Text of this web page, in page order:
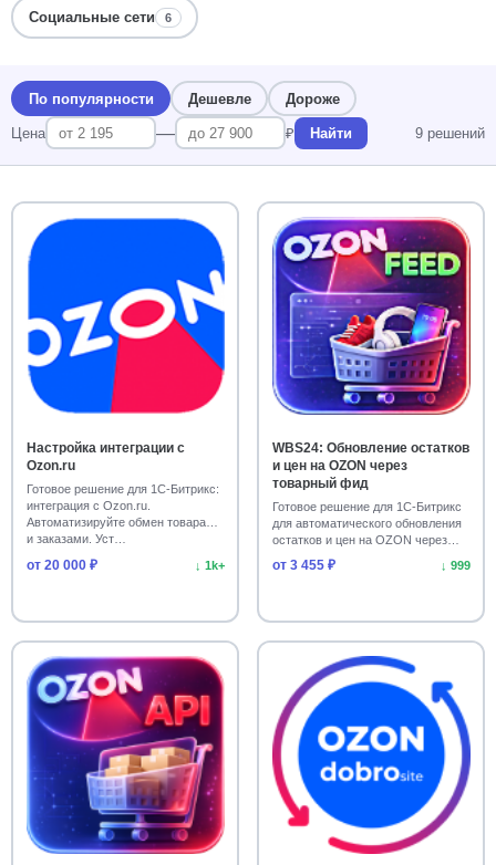
Социальные сети 6
По популярности Дешевле Дороже
Цена — ₽ Найти 9 решений
Настройка интеграции с
Ozon.ru
Готовое решение для 1С-Битрикс:
интеграция с Ozon.ru.
Автоматизируйте обмен товарами
и заказами. Уст…
от 20 000 ₽ ↓ 1k+
WBS24: Обновление остатков
и цен на OZON через
товарный фид
Готовое решение для 1С-Битрикс
для автоматического обновления
остатков и цен на OZON через
фид. Уско…
от 3 455 ₽ ↓ 999